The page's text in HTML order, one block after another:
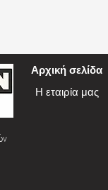
Αρχική σελίδα
Η εταιρία μας